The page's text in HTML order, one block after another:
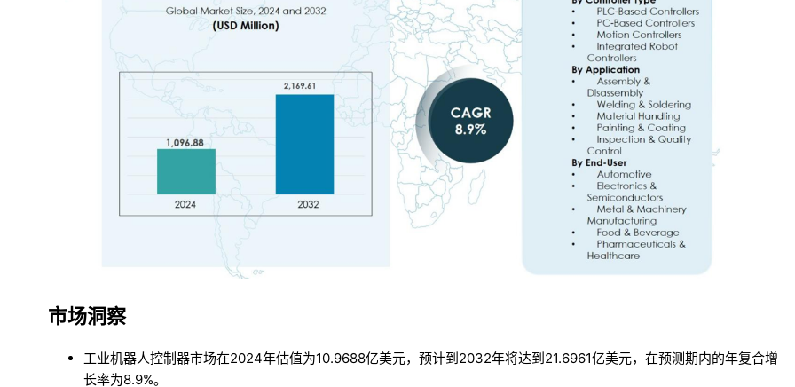
市场洞察
工业机器人控制器市场在2024年估值为10.9688亿美元，预计到2032年将达到21.6961亿美元，在预测期内的年复合增
长率为8.9%。